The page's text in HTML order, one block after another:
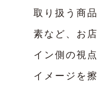
取り扱う商
素など、お
イン側の視
イメージを